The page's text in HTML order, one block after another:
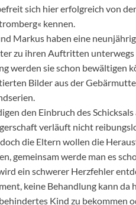
sich hier erfolgreich von
kennen.
Markus haben eine
zu ihren Auftritten unterwegs
werden sie schon bewältigen
Bilder aus der
den Einbruch des
verläuft nicht
doch die Eltern wollen die
gemeinsam werde man es
ein schwerer Herzfehler
keine Behandlung kann da
Kind zu bekommen